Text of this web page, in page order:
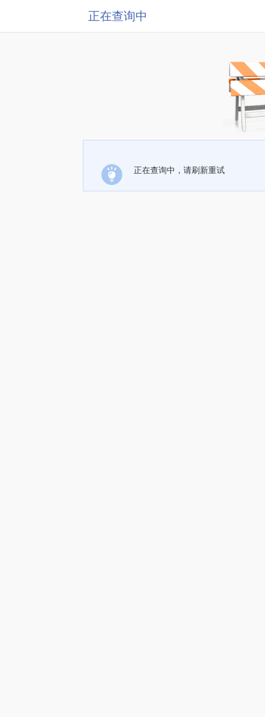
正在查询中
正在查询中，请刷新重试